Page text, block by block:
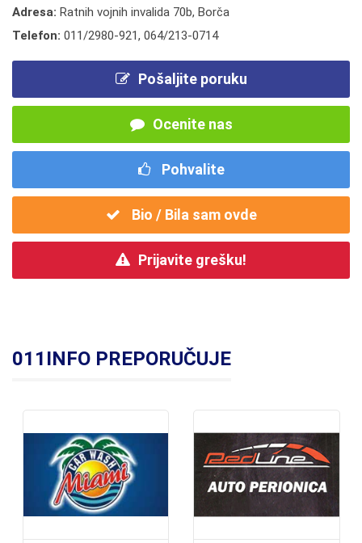
Adresa: Ratnih vojnih invalida 70b, Borča
Telefon: 011/2980-921, 064/213-0714
Pošaljite poruku
Ocenite nas
Pohvalite
Bio / Bila sam ovde
Prijavite grešku!
011INFO PREPORUČUJE